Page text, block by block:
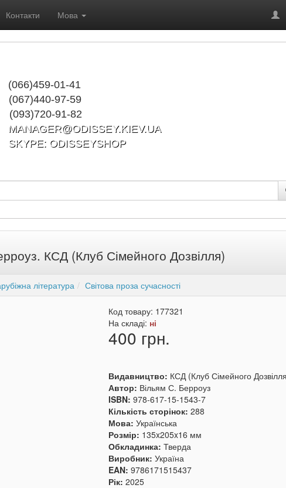
Контакти Мова
(066)459-01-41
(067)440-97-59
(093)720-91-82
MANAGER@ODISSEY.KIEV.UA
SKYPE: ODISSEYSHOP
КСД (Клуб Сімейного Дозвілля)
література Світова проза сучасності
Код товару: 177321
На складі: ні
400 грн.
Видавництво: КСД (Клуб Сімейного
Автор: Вільям С. Берроуз
ISBN:978-617-15-1543-7
Кількість сторінок:288
Мова:Українська
Розмір: 135x205x16 мм
Обкладинка:Тверда
Виробник:Україна
EAN:9786171515437
Рік:2025